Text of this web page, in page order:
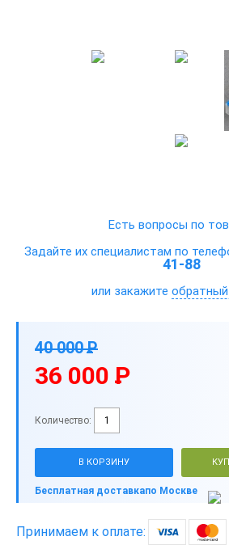
Есть вопросы по
Задайте их специалистам по
41-88
или закажите
40 000P
-
36 000 P
-
Количество:
В КОРЗИНУ
Бесплатная доставкапо Москве
Принимаем к оплате: